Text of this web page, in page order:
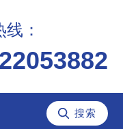
：